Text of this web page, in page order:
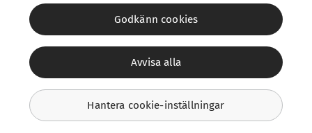
2026VerisureIntegritetspolicyCookies
Hantera cookie-inställningar
Avvisa alla
Godkänn cookies